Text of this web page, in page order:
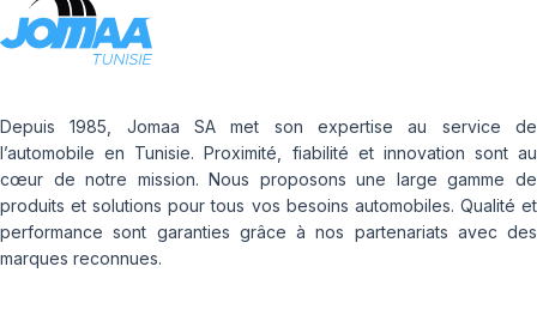
Depuis 1985, Jomaa SA met son expertise au service de
l’automobile en Tunisie. Proximité, fiabilité et innovation sont au
cœur de notre mission. Nous proposons une large gamme de
produits et solutions pour tous vos besoins automobiles. Qualité et
performance sont garanties grâce à nos partenariats avec des
marques reconnues.